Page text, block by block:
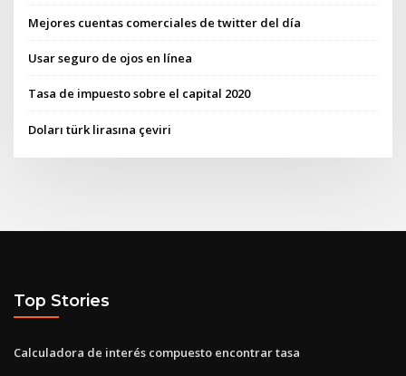
Mejores cuentas comerciales de twitter del día
Usar seguro de ojos en línea
Tasa de impuesto sobre el capital 2020
Doları türk lirasına çeviri
Top Stories
Calculadora de interés compuesto encontrar tasa